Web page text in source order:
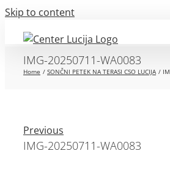
Skip to content
IMG-20250711-WA0083
Home SONČNI PETEK NA TERASI CSO LUCIJA
Previous
IMG-20250711-WA0083